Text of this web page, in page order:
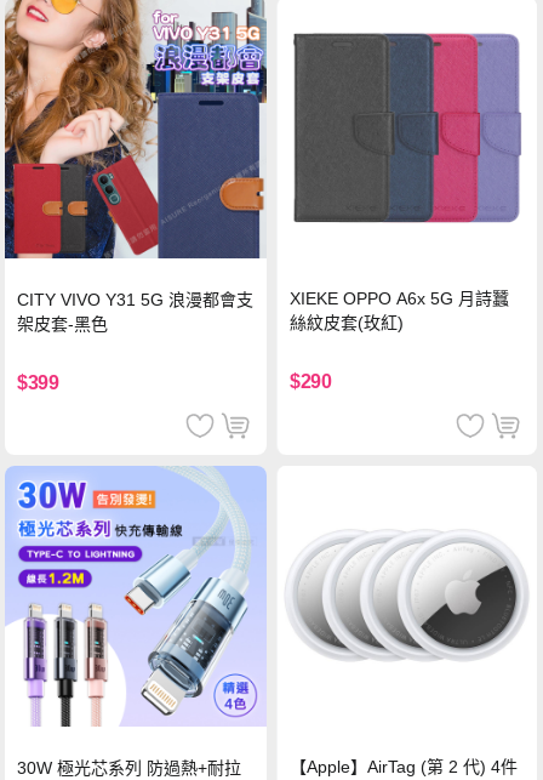
CITY VIVO Y31 5G 浪漫都會支
架皮套-黑色
$399
XIEKE OPPO A6x 5G 月詩蠶
絲紋皮套(玫紅)
$290
30W 極光芯系列 防過熱+耐拉
【Apple】AirTag (第 2 代) 4件